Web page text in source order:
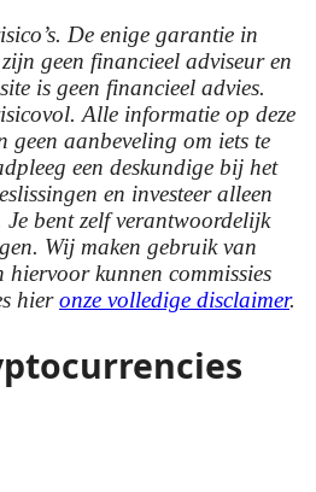
De enige garantie in
geen financieel adviseur en
is geen financieel advies.
Alle informatie op deze
geen aanbeveling om iets te
een deskundige bij het
en investeer alleen
bent zelf verantwoordelijk
Wij maken gebruik van
kunnen commissies
hieronze volledige disclaimer.